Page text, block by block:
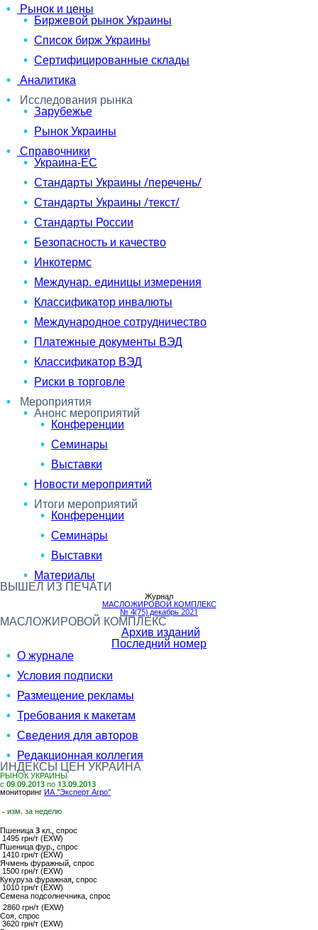
Рынок и цены
Биржевой рынок Украины
Список бирж Украины
Сертифицированные склады
Аналитика
Исследования рынка
Зарубежье
Рынок Украины
Справочники
Украина-ЕС
Стандарты Украины /перечень/
Стандарты Украины /текст/
Стандарты России
Безопасность и качество
Инкотермс
Междунар. единицы измерения
Классификатор инвалюты
Международное сотрудничество
Платежные документы ВЭД
Классификатор ВЭД
Риски в торговле
Мероприятия
Анонс мероприятий
Конференции
Семинары
Выставки
Новости мероприятий
Итоги мероприятий
Конференции
Семинары
Выставки
Материалы
ВЫШЕЛ ИЗ ПЕЧАТИ
Журнал
МАСЛОЖИРОВОЙ КОМПЛЕКС
№ 4(75) декабрь 2021
МАСЛОЖИРОВОЙ КОМПЛЕКС
Архив изданий
Последний номер
О журнале
Условия подписки
Размещение рекламы
Требования к макетам
Сведения для авторов
Редакционная коллегия
ИНДЕКСЫ ЦЕН УКРАИНА
РЫНОК УКРАИНЫ
с 09.09.2013 по 13.09.2013
мониторинг ИА "Эксперт Агро"
- изм. за неделю
Пшеница 3 кл., спрос
1495 грн/т (EXW)
Пшеница фур., спрос
1410 грн/т (EXW)
Ячмень фуражный, спрос
1500 грн/т (EXW)
Кукуруза фуражная, спрос
1010 грн/т (EXW)
Семена подсолнечника , спрос
2860 грн/т (EXW)
Соя , спрос
3620 грн/т (EXW)